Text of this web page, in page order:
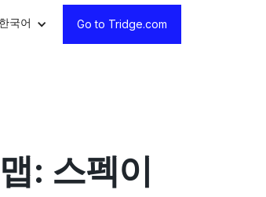
한국어 Go to Tridge.com
: 스펙이